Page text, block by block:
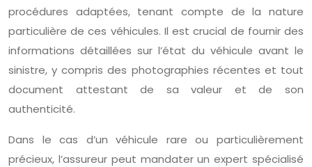
procédures adaptées, tenant compte de la nature
particulière de ces véhicules. Il est crucial de fournir des
informations détaillées sur l’état du véhicule avant le
sinistre, y compris des photographies récentes et tout
document attestant de sa valeur et de son
authenticité.
Dans le cas d’un véhicule rare ou particulièrement
précieux, l’assureur peut mandater un expert spécialisé